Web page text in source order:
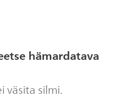
hämardatava
väsita silmi.